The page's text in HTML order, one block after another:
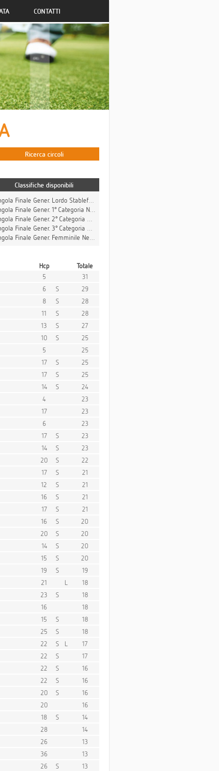
CONTATTI
Ricerca circoli
Classifiche disponibili
Singola Finale Gener. Lordo Stableford
Finale Gener. 1° Categoria Netto Stableford
Finale Gener. 2° Categoria Netto Stableford
Finale Gener. 3° Categoria Netto Stableford
Finale Gener. Femminile Netto Stableford
Hcp
Totale
5
31
6
S
29
8
S
28
11
S
28
13
S
27
10
S
25
5
25
17
S
25
17
S
25
14
S
24
4
23
17
23
6
23
17
S
23
14
S
23
20
S
22
17
S
21
12
S
21
16
S
21
17
S
21
16
S
20
20
S
20
14
S
20
15
S
20
19
S
19
21
L
18
23
S
18
16
18
15
S
18
25
S
18
22
S L
17
22
S
17
22
S
16
22
S
16
20
S
16
20
16
18
S
14
28
14
26
13
36
13
26
S
13